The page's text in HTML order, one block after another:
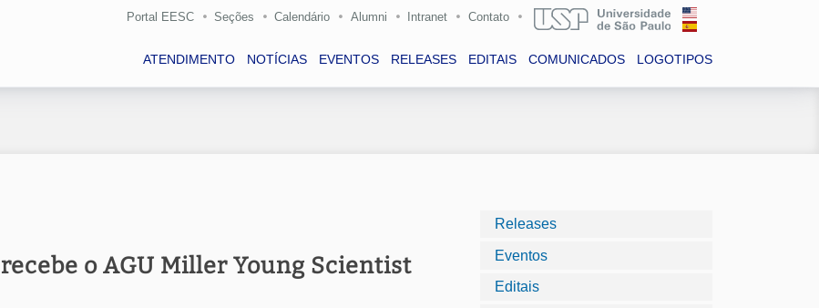
Portal EESC Seções Calendário Alumni Intranet Contato
ATENDIMENTO NOTÍCIAS EVENTOS RELEASES EDITAIS COMUNICADOS LOGOTIPOS
o AGU Miller Young Scientist
Releases
Eventos
Editais